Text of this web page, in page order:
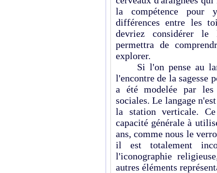
la compétence pour
différences entre les
devriez considérer le
permettra de
explorer.
Si l'on pense au
l'encontre de la sagesse
a été modelée par les
sociales. Le langage
la station verticale.
capacité générale à
ans, comme nous le
il est totalement
l'iconographie
autres éléments